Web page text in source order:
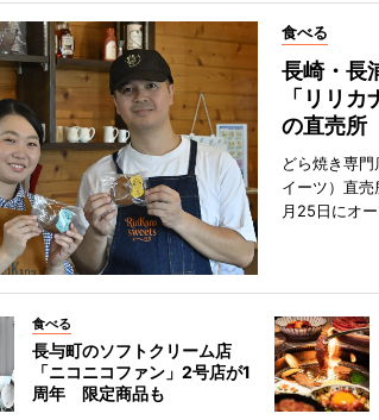
食べる
長崎・長
「リリ
の直売所
どら焼き専
イーツ）直
月25日にオー
食べる
長与町のソフトクリーム店
「ニコニコファン」2号店が1
周年 限定商品も